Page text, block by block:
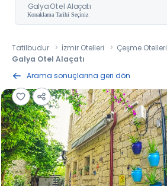
Galya Otel Alaçatı
Tatilbudur İzmir Otelleri Çeşme Otelleri
Galya Otel Alaçatı
Arama sonuçlarına geri dön